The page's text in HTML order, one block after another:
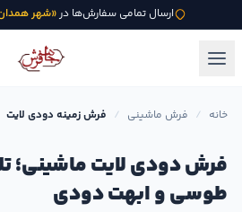
ارسال تمامی سفارش‌ها در«شهر
خانه / فرش ماشینی / فرش زمینه دودی لایت
فرش دودی لایت ماشینی؛
طوسی و ابهت دودی